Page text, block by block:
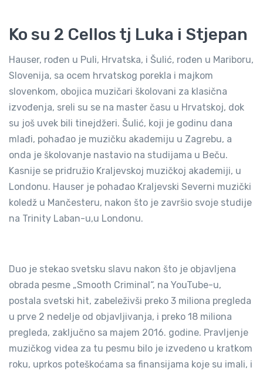
Ko su 2 Cellos tj Luka i Stjepan
Hauser, rođen u Puli, Hrvatska, i Šulić, rođen u Mariboru,
Slovenija, sa ocem hrvatskog porekla i majkom
slovenkom, obojica muzičari školovani za klasična
izvođenja, sreli su se na master času u Hrvatskoj, dok
su još uvek bili tinejdžeri. Šulić, koji je godinu dana
mlađi, pohađao je muzičku akademiju u Zagrebu, a
onda je školovanje nastavio na studijama u Beču.
Kasnije se pridružio Kraljevskoj muzičkoj akademiji, u
Londonu. Hauser je pohađao Kraljevski Severni muzički
koledž u Mančesteru, nakon što je završio svoje studije
na Trinity Laban-u,u Londonu.
Duo je stekao svetsku slavu nakon što je objavljena
obrada pesme „Smooth Criminal“, na YouTube-u,
postala svetski hit, zabeleživši preko 3 miliona pregleda
u prve 2 nedelje od objavljivanja, i preko 18 miliona
pregleda, zaključno sa majem 2016. godine. Pravljenje
muzičkog videa za tu pesmu bilo je izvedeno u kratkom
roku, uprkos poteškoćama sa finansijama koje su imali, i